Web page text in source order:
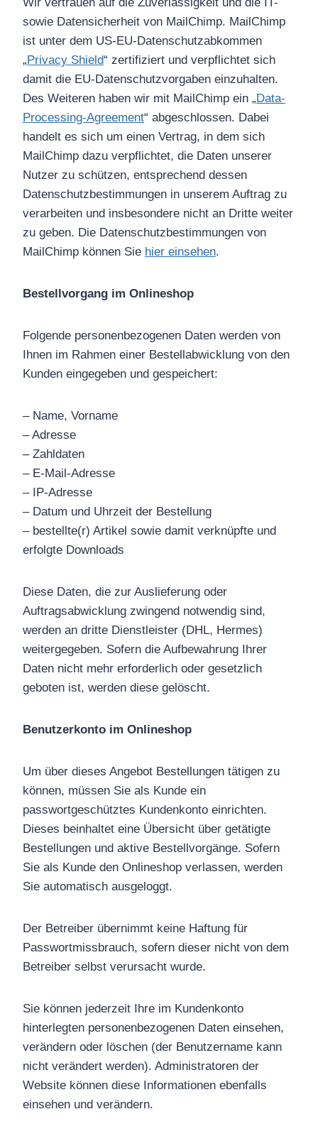
sowie Datensicherheit von MailChimp. MailChimp
ist unter dem US-EU-Datenschutzabkommen
„Privacy Shield“ zertifiziert und verpflichtet sich
damit die EU-Datenschutzvorgaben einzuhalten.
Des Weiteren haben wir mit MailChimp ein „Data-
Processing-Agreement“ abgeschlossen. Dabei
handelt es sich um einen Vertrag, in dem sich
MailChimp dazu verpflichtet, die Daten unserer
Nutzer zu schützen, entsprechend dessen
Datenschutzbestimmungen in unserem Auftrag zu
verarbeiten und insbesondere nicht an Dritte weiter
zu geben. Die Datenschutzbestimmungen von
MailChimp können Sie hier einsehen.
Bestellvorgang im Onlineshop
Folgende personenbezogenen Daten werden von
Ihnen im Rahmen einer Bestellabwicklung von den
Kunden eingegeben und gespeichert:
– Name, Vorname
– Adresse
– Zahldaten
– E-Mail-Adresse
– IP-Adresse
– Datum und Uhrzeit der Bestellung
– bestellte(r) Artikel sowie damit verknüpfte und
erfolgte Downloads
Diese Daten, die zur Auslieferung oder
Auftragsabwicklung zwingend notwendig sind,
werden an dritte Dienstleister (DHL, Hermes)
weitergegeben. Sofern die Aufbewahrung Ihrer
Daten nicht mehr erforderlich oder gesetzlich
geboten ist, werden diese gelöscht.
Benutzerkonto im Onlineshop
Um über dieses Angebot Bestellungen tätigen zu
können, müssen Sie als Kunde ein
passwortgeschütztes Kundenkonto einrichten.
Dieses beinhaltet eine Übersicht über getätigte
Bestellungen und aktive Bestellvorgänge. Sofern
Sie als Kunde den Onlineshop verlassen, werden
Sie automatisch ausgeloggt.
Der Betreiber übernimmt keine Haftung für
Passwortmissbrauch, sofern dieser nicht von dem
Betreiber selbst verursacht wurde.
Sie können jederzeit Ihre im Kundenkonto
hinterlegten personenbezogenen Daten einsehen,
verändern oder löschen (der Benutzername kann
nicht verändert werden). Administratoren der
Website können diese Informationen ebenfalls
einsehen und verändern.